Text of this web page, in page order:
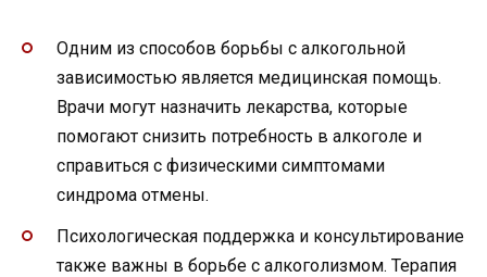
Одним из способов борьбы с алкогольной
зависимостью является медицинская помощь.
Врачи могут назначить лекарства, которые
помогают снизить потребность в алкоголе и
справиться с физическими симптомами
синдрома отмены.
Психологическая поддержка и консультирование
также важны в борьбе с алкоголизмом. Терапия